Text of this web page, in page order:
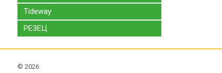
Tideway
РЕЗЕЦ
© 2026